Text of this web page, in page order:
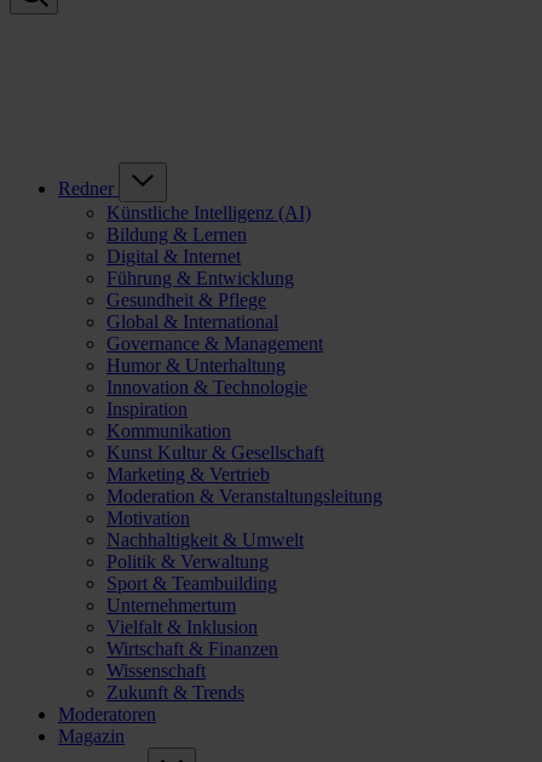
Redner
Künstliche Intelligenz (AI)
Bildung & Lernen
Digital & Internet
Führung & Entwicklung
Gesundheit & Pflege
Global & International
Governance & Management
Humor & Unterhaltung
Innovation & Technologie
Inspiration
Kommunikation
Kunst Kultur & Gesellschaft
Marketing & Vertrieb
Moderation & Veranstaltungsleitung
Motivation
Nachhaltigkeit & Umwelt
Politik & Verwaltung
Sport & Teambuilding
Unternehmertum
Vielfalt & Inklusion
Wirtschaft & Finanzen
Wissenschaft
Zukunft & Trends
Moderatoren
Magazin